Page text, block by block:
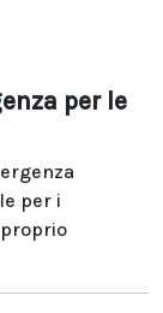
per le
per i